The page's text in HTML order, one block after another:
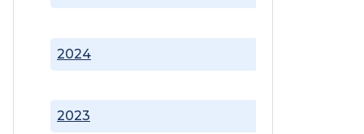
2023
2024